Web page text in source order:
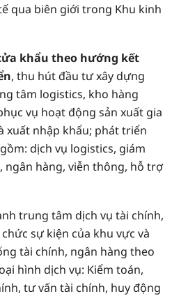
qua biên giới trong Khu kinh
khẩu theo hướng kết
, thu hút đầu tư xây dựng
tâm logistics, kho hàng
vụ hoạt động sản xuất gia
xuất nhập khẩu; phát triển
dịch vụ logistics, giám
ngân hàng, viễn thông, hỗ trợ
trung tâm dịch vụ tài chính,
sự kiện của khu vực và
tài chính, ngân hàng theo
hình dịch vụ: Kiểm toán,
tư vấn tài chính, huy động